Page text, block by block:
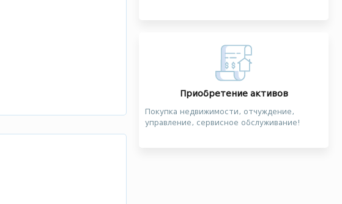
Приобретение активов
Покупка недвижимости, отчуждение,
управление, сервисное обслуживание!